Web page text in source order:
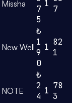
Missha
7
5
1
7
New Well
₺
1
9
0
1 82
1
NOTE
₺
2
4
1 78
3